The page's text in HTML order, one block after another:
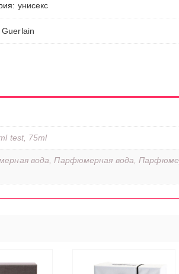
унисекс
Guerlain
test, 75ml
вода, Парфюмерная вода,